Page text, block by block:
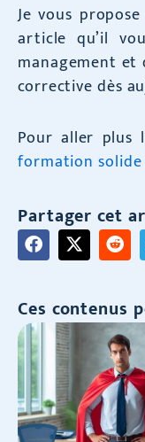
Je vous
article qu’il
management
corrective dès
Pour aller plus
formation
Partager cet
Ces contenus